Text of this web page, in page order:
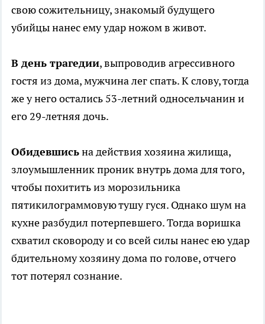
свою сожительницу, знакомый будущего
убийцы нанес ему удар ножом в живот.
В день трагедии, выпроводив агрессивного
гостя из дома, мужчина лег спать. К слову, тогда
же у него остались 53-летний односельчанин и
его 29-летняя дочь.
Обидевшисьна действия хозяина жилища,
злоумышленник проник внутрь дома для того,
чтобы похитить из морозильника
пятикилограммовую тушу гуся. Однако шум на
кухне разбудил потерпевшего. Тогда воришка
схватил сковороду и со всей силы нанес ею удар
бдительному хозяину дома по голове, отчего
тот потерял сознание.